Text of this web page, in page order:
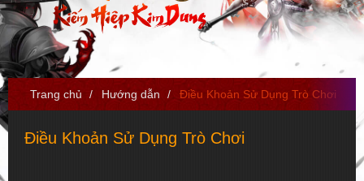
Trang chủ / Hướng dẫn / Điều Khoản Sử Dụng Trò Chơi
Điều Khoản Sử Dụng Trò Chơi